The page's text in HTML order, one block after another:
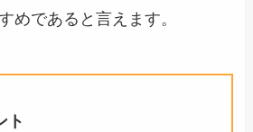
めであると言えます。
ト